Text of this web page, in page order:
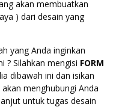
akan membuatkan
) dari desain yang
yang Anda inginkan
? Silahkan mengisi FORM
dibawah ini dan isikan
menghubungi Anda
untuk tugas desain